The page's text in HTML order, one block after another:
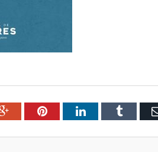
Google+PinterestLinkedInTumblr